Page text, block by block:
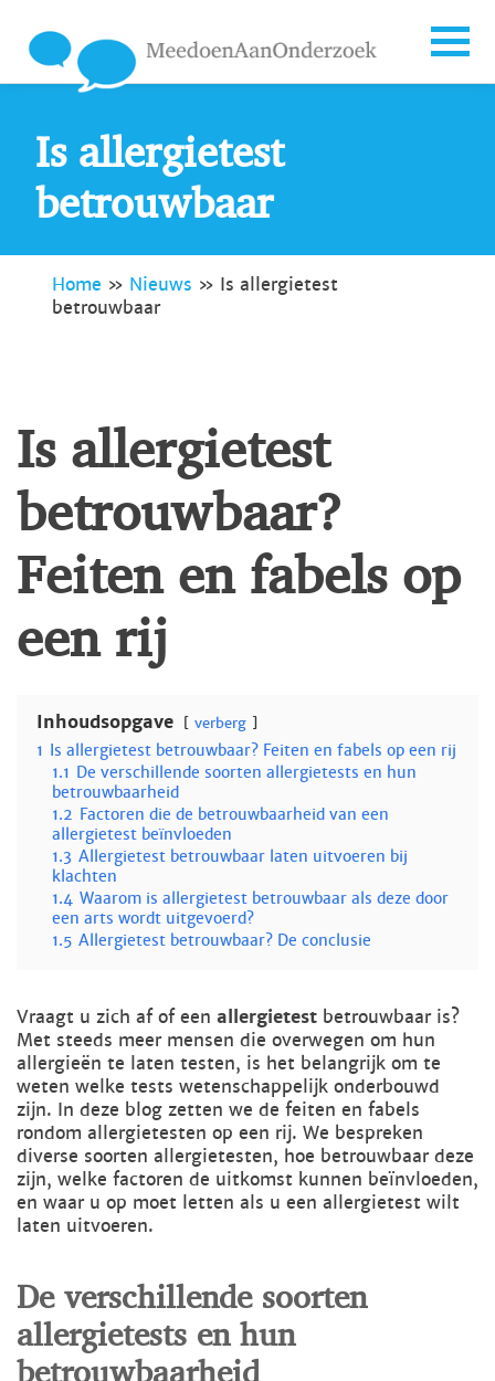
Is allergietest
betrouwbaar
Home » Nieuws » Is allergietest
betrouwbaar
Is allergietest
betrouwbaar?
Feiten en fabels op
een rij
Inhoudsopgave verberg
1 Is allergietest betrouwbaar? Feiten en fabels op een rij
1.1 De verschillende soorten allergietests en hun
betrouwbaarheid
1.2 Factoren die de betrouwbaarheid van een
allergietest beïnvloeden
1.3 Allergietest betrouwbaar laten uitvoeren bij
klachten
1.4 Waarom is allergietest betrouwbaar als deze door
een arts wordt uitgevoerd?
1.5 Allergietest betrouwbaar? De conclusie
Vraagt u zich af of een allergietest betrouwbaar is?
Met steeds meer mensen die overwegen om hun
allergieën te laten testen, is het belangrijk om te
weten welke tests wetenschappelijk onderbouwd
zijn. In deze blog zetten we de feiten en fabels
rondom allergietesten op een rij. We bespreken
diverse soorten allergietesten, hoe betrouwbaar deze
zijn, welke factoren de uitkomst kunnen beïnvloeden,
en waar u op moet letten als u een allergietest wilt
laten uitvoeren.
De verschillende soorten
allergietests en hun
betrouwbaarheid